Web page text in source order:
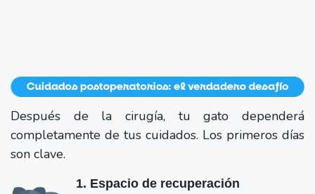
Después de la cirugía, tu gato dependerá
completamente de tus cuidados. Los primeros días
son clave.
1. Espacio de recuperación